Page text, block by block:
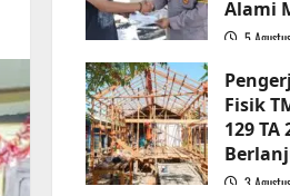
Alami
5
Fisik
129 TA
3